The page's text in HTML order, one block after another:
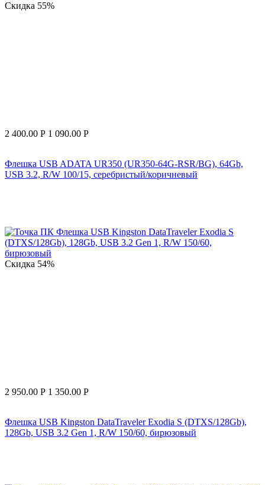
Скидка 55%
2 400.00 Р 1 090.00 Р
Флешка USB ADATA UR350 (UR350-64G-RSR/BG), 64Gb,
USB 3.2, R/W 100/15, серебристый/коричневый
Скидка 54%
2 950.00 Р 1 350.00 Р
Флешка USB Kingston DataTraveler Exodia S (DTXS/128Gb),
128Gb, USB 3.2 Gen 1, R/W 150/60, бирюзовый